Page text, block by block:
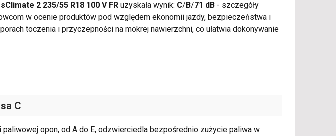
2 235/55 R18 100 V FR uzyskała wynik: C/ B/71 dB - szczegóły
w ocenie produktów pod względem ekonomii jazdy, bezpieczeństwa i
toczenia i przyczepności na mokrej nawierzchni, co ułatwia dokonywanie
C
paliwowej opon, od A do E, odzwierciedla bezpośrednio zużycie paliwa w